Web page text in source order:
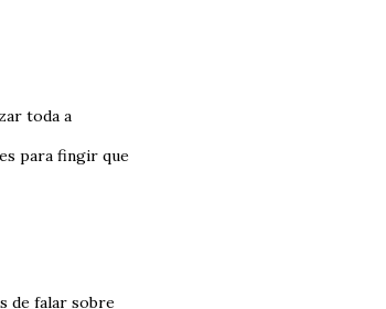
toda a
para fingir que
de falar sobre